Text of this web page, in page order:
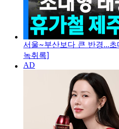
서울~부산보다 큰 반경...
녹취록]